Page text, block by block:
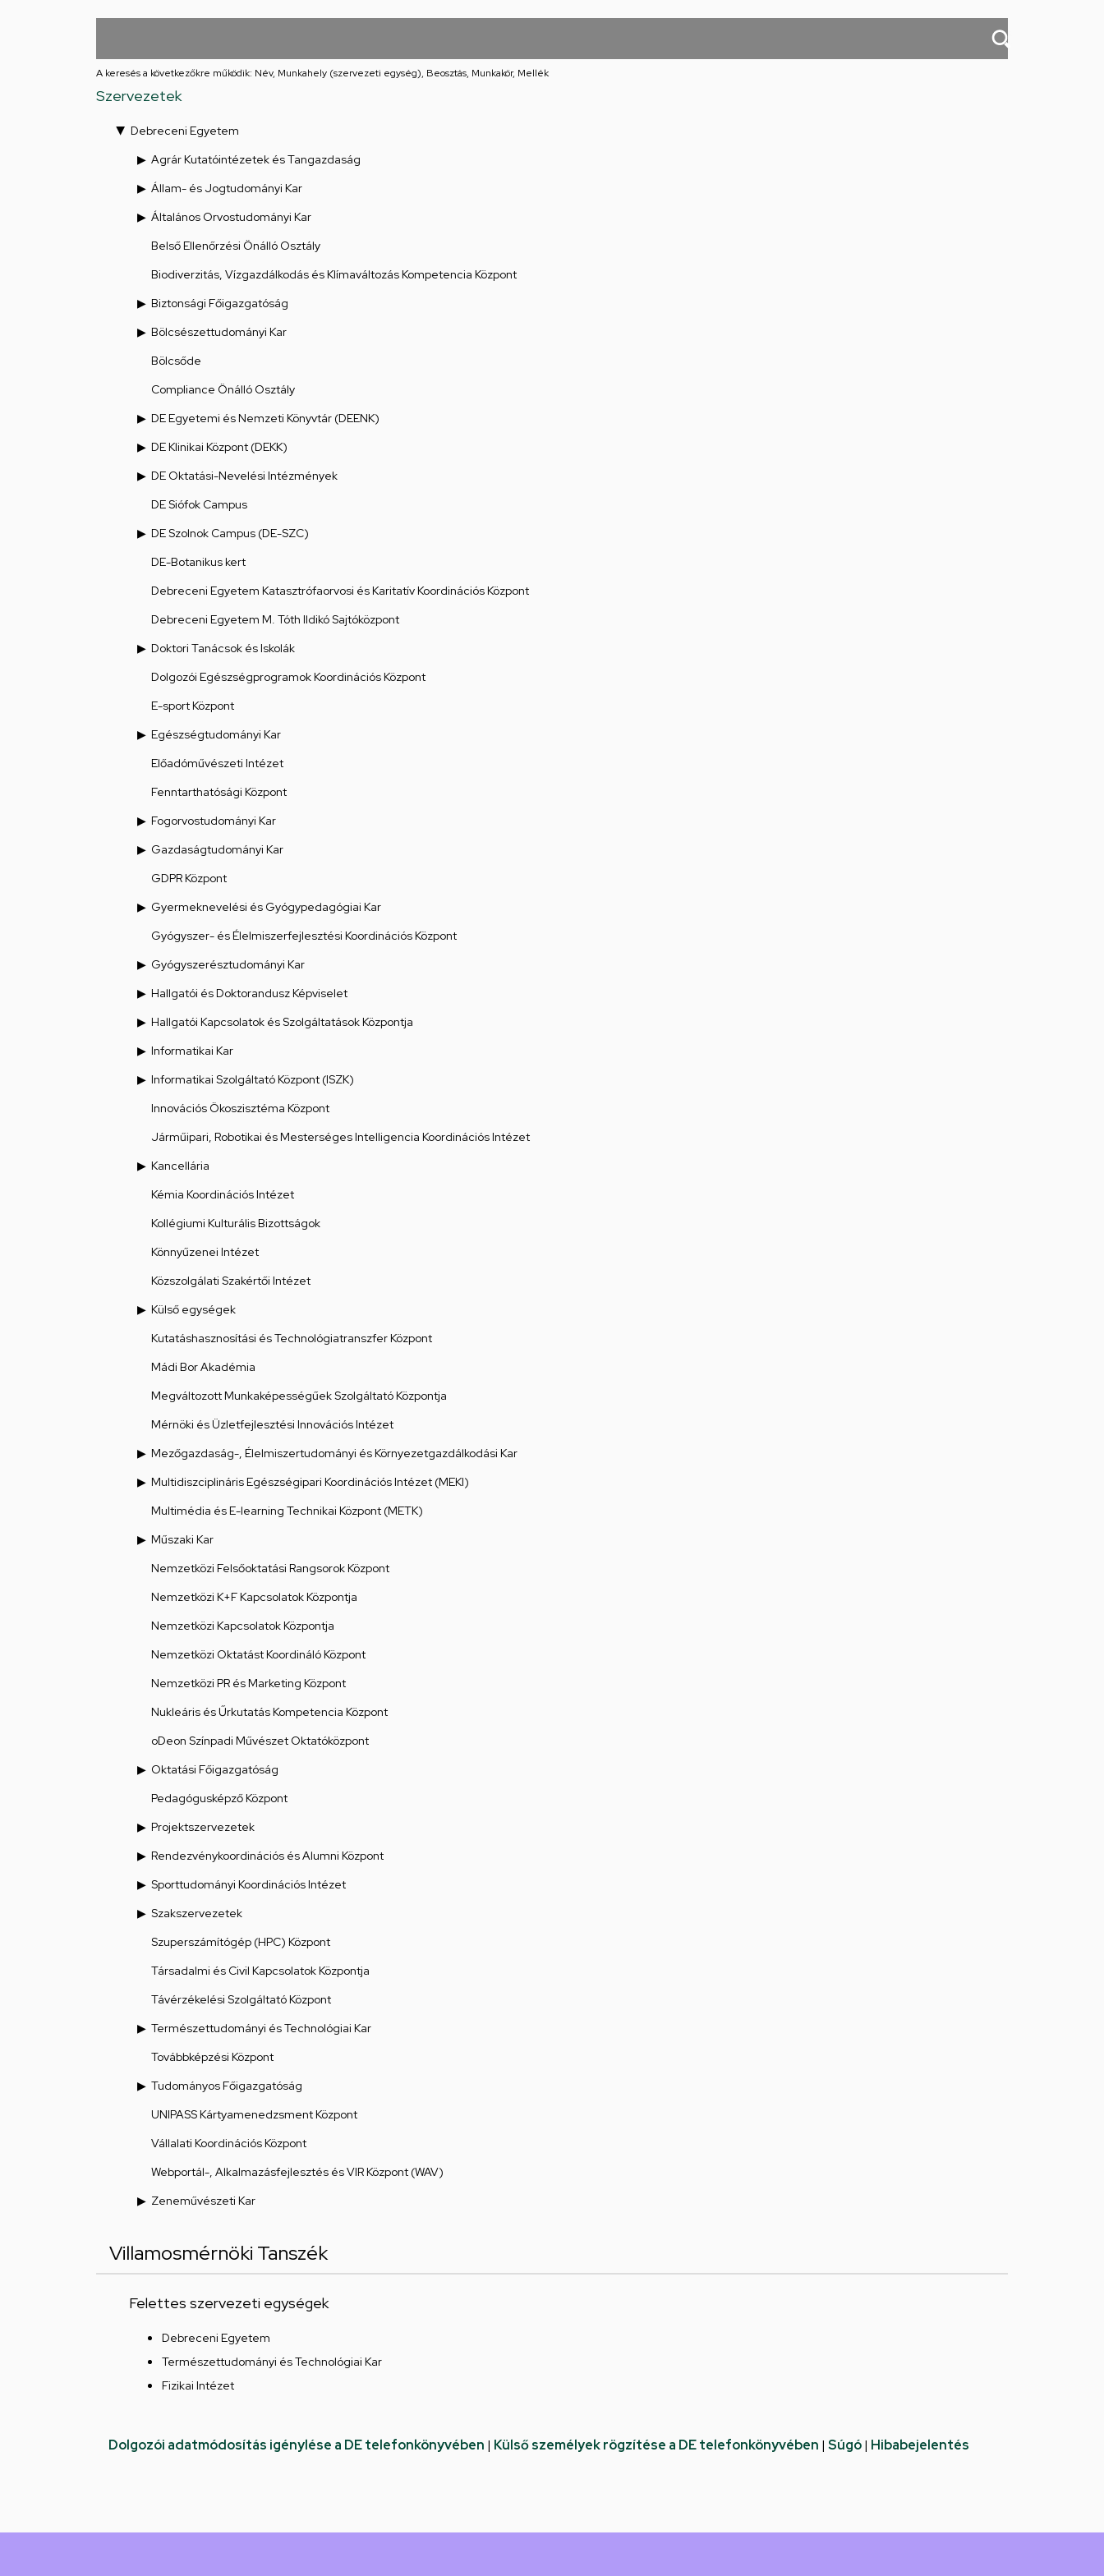
Iskolája
feladatellátási
A keresés a következőkre működik: Név, Munkahely (szervezeti egység), Beosztás, Munkakör, Mellék
Szervezetek
Debreceni Egyetem
Agrár Kutatóintézetek és Tangazdaság
Állam- és Jogtudományi Kar
Általános Orvostudományi Kar
Belső Ellenőrzési Önálló Osztály
Biodiverzitás, Vízgazdálkodás és Klímaváltozás Kompetencia Központ
Biztonsági Főigazgatóság
Bölcsészettudományi Kar
Bölcsőde
Compliance Önálló Osztály
DE Egyetemi és Nemzeti Könyvtár (DEENK)
DE Klinikai Központ (DEKK)
DE Oktatási-Nevelési Intézmények
DE Siófok Campus
DE Szolnok Campus (DE-SZC)
DE-Botanikus kert
Debreceni Egyetem Katasztrófaorvosi és Karitatív Koordinációs Központ
Debreceni Egyetem M. Tóth Ildikó Sajtóközpont
Doktori Tanácsok és Iskolák
Dolgozói Egészségprogramok Koordinációs Központ
E-sport Központ
Egészségtudományi Kar
Előadóművészeti Intézet
Fenntarthatósági Központ
Fogorvostudományi Kar
Gazdaságtudományi Kar
GDPR Központ
Gyermeknevelési és Gyógypedagógiai Kar
Gyógyszer- és Élelmiszerfejlesztési Koordinációs Központ
Gyógyszerésztudományi Kar
Hallgatói és Doktorandusz Képviselet
Hallgatói Kapcsolatok és Szolgáltatások Központja
Informatikai Kar
Informatikai Szolgáltató Központ (ISZK)
Innovációs Ökoszisztéma Központ
Járműipari, Robotikai és Mesterséges Intelligencia Koordinációs Intézet
Kancellária
Kémia Koordinációs Intézet
Kollégiumi Kulturális Bizottságok
Könnyűzenei Intézet
Közszolgálati Szakértői Intézet
Külső egységek
Kutatáshasznosítási és Technológiatranszfer Központ
Mádi Bor Akadémia
Megváltozott Munkaképességűek Szolgáltató Központja
Mérnöki és Üzletfejlesztési Innovációs Intézet
Mezőgazdaság-, Élelmiszertudományi és Környezetgazdálkodási Kar
Multidiszciplináris Egészségipari Koordinációs Intézet (MEKI)
Multimédia és E-learning Technikai Központ (METK)
Műszaki Kar
Nemzetközi Felsőoktatási Rangsorok Központ
Nemzetközi K+F Kapcsolatok Központja
Nemzetközi Kapcsolatok Központja
Nemzetközi Oktatást Koordináló Központ
Nemzetközi PR és Marketing Központ
Nukleáris és Űrkutatás Kompetencia Központ
oDeon Színpadi Művészet Oktatóközpont
Oktatási Főigazgatóság
Pedagógusképző Központ
Projektszervezetek
Rendezvénykoordinációs és Alumni Központ
Sporttudományi Koordinációs Intézet
Szakszervezetek
Szuperszámítógép (HPC) Központ
Társadalmi és Civil Kapcsolatok Központja
Távérzékelési Szolgáltató Központ
Természettudományi és Technológiai Kar
Továbbképzési Központ
Tudományos Főigazgatóság
UNIPASS Kártyamenedzsment Központ
Vállalati Koordinációs Központ
Webportál-, Alkalmazásfejlesztés és VIR Központ (WAV)
Zeneművészeti Kar
Villamosmérnöki Tanszék
Felettes szervezeti egységek
Debreceni Egyetem
Természettudományi és Technológiai Kar
Fizikai Intézet
Dolgozói adatmódosítás igénylése a DE telefonkönyvében | Külső személyek rögzítése a DE telefonkönyvében | Súgó| Hibabejelentés